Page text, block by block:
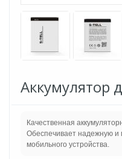
Аккумулятор
Качественная
Обеспечивает надежную и
мобильного устройства.